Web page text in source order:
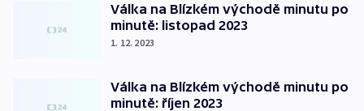
Válka na Blízkém východě minutu po
minutě: listopad 2023
1. 12. 2023
Válka na Blízkém východě minutu po
minutě: říjen 2023